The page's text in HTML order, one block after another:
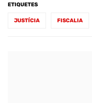
ETIQUETES
JUSTÍCIA FISCALIA